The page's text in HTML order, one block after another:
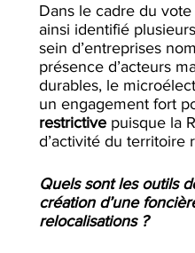
Dans le cadre du
ainsi identifié
sein d’entreprises
présence d’acteurs
durables, le
un engagement fort
restrictive puisque la
d’activité du territoire
Quels sont les outils
création d’une
relocalisations ?